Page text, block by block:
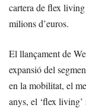
cartera de flex
milions d’euros.
El llançament de
expansió del
en la mobilitat, el
anys, el ‘flex living’